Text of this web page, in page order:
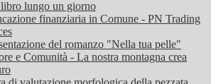
lungo un giorno
finanziaria in Comune - PN Trading
del romanzo "Nella tua pelle"
e Comunità - La nostra montagna crea